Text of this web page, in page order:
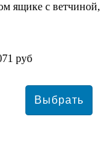
ящике с ветчиной,
руб